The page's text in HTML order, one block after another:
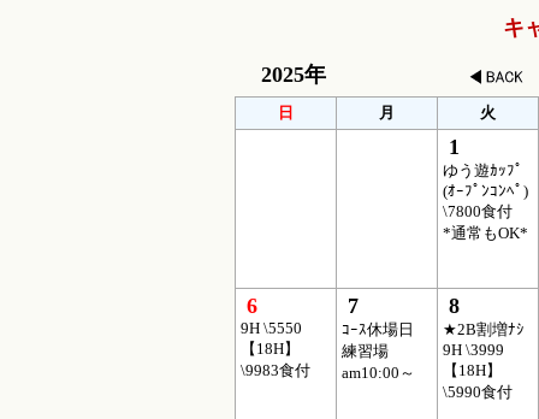
キ
2025年
日 月 火
1
ゆう遊ｶｯﾌﾟ
(ｵｰﾌﾟﾝｺﾝﾍﾟ)
\7800食付
*通常もOK*
6
9H \5550
【18H】
\9983食付
7
ｺｰｽ休場日
練習場
am10:00～
8
★2B割増ﾅｼ
9H \3999
【18H】
\5990食付